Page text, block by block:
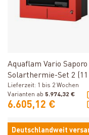
Aquaflam Vario
Solarthermie-Set 2 (11
Hygienespeicher SHS
Lieferzeit: 1 bis 2 Wochen
Varianten ab 5.974,32 €
6.605,12 €
Deutschlandweit